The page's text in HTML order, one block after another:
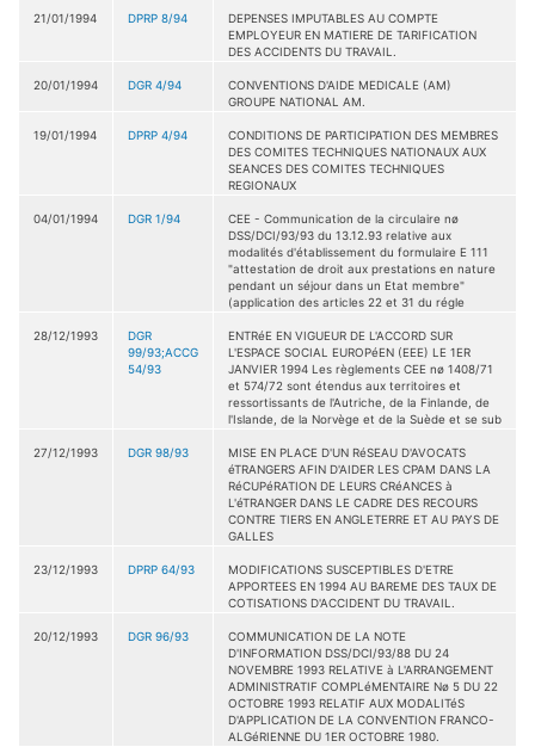
21/01/1994 DPRP 8/94
DEPENSES IMPUTABLES AU COMPTE
EMPLOYEUR EN MATIERE DE TARIFICATION
DES ACCIDENTS DU TRAVAIL.
20/01/1994 DGR 4/94
CONVENTIONS D'AIDE MEDICALE (AM)
GROUPE NATIONAL AM.
19/01/1994 DPRP 4/94
CONDITIONS DE PARTICIPATION DES MEMBRES
DES COMITES TECHNIQUES NATIONAUX AUX
SEANCES DES COMITES TECHNIQUES
REGIONAUX
04/01/1994 DGR 1/94
CEE - Communication de la circulaire nø
DSS/DCI/93/93 du 13.12.93 relative aux
modalités d'établissement du formulaire E 111
"attestation de droit aux prestations en nature
pendant un séjour dans un Etat membre"
(application des articles 22 et 31 du régle
28/12/1993
DGR
99/93;ACCG
54/93
ENTRéE EN VIGUEUR DE L'ACCORD SUR
L'ESPACE SOCIAL EUROPéEN (EEE) LE 1ER
JANVIER 1994 Les règlements CEE nø 1408/71
et 574/72 sont étendus aux territoires et
ressortissants de l'Autriche, de la Finlande, de
l'Islande, de la Norvège et de la Suède et se sub
27/12/1993 DGR 98/93
MISE EN PLACE D'UN RéSEAU D'AVOCATS
éTRANGERS AFIN D'AIDER LES CPAM DANS LA
RéCUPéRATION DE LEURS CRéANCES à
L'éTRANGER DANS LE CADRE DES RECOURS
CONTRE TIERS EN ANGLETERRE ET AU PAYS DE
GALLES
23/12/1993 DPRP 64/93
MODIFICATIONS SUSCEPTIBLES D'ETRE
APPORTEES EN 1994 AU BAREME DES TAUX DE
COTISATIONS D'ACCIDENT DU TRAVAIL.
20/12/1993 DGR 96/93
COMMUNICATION DE LA NOTE
D'INFORMATION DSS/DCI/93/88 DU 24
NOVEMBRE 1993 RELATIVE à L'ARRANGEMENT
ADMINISTRATIF COMPLéMENTAIRE Nø 5 DU 22
OCTOBRE 1993 RELATIF AUX MODALITéS
D'APPLICATION DE LA CONVENTION FRANCO-
ALGéRIENNE DU 1ER OCTOBRE 1980.